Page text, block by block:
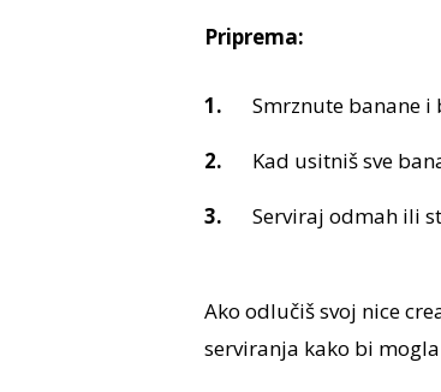
Priprema:
Smrznute banane
Kad usitniš sve
Serviraj odmah ili
Ako odlučiš svoj nice
serviranja kako bi